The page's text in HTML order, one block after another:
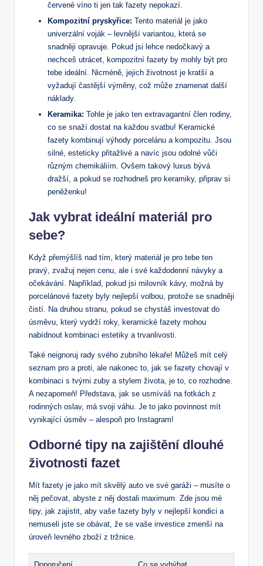
červené víno ti jen tak fazety nepokazí.
Kompozitní pryskyřice: Tento materiál je jako
univerzální voják – levnější variantou, která se
snadněji opravuje. Pokud jsi lehce nedočkavý a
nechceš utrácet, kompozitní fazety by mohly být pro
tebe ideální. Nicméně, jejich životnost je kratší a
vyžadují častější výměny, což může znamenat další
náklady.
Keramika: Tohle je jako ten extravagantní člen rodiny,
co se snaží dostat na každou svatbu! Keramické
fazety kombinují výhody porcelánu a kompozitu. Jsou
silné, esteticky přitažlivé a navíc jsou odolné vůči
různým chemikáliím. Ovšem takový luxus bývá
dražší, a pokud se rozhodneš pro keramiky, připrav si
peněženku!
Jak vybrat ideální materiál pro
sebe?
Když přemýšlíš nad tím, který materiál je pro tebe ten
pravý, zvažuj nejen cenu, ale i své každodenní návyky a
očekávání. Například, pokud jsi milovník kávy, možná by
porcelánové fazety byly nejlepší volbou, protože se snadněji
čistí. Na druhou stranu, pokud se chystáš investovat do
úsměvu, který vydrží roky, keramické fazety mohou
nabídnout kombinaci estetiky a trvanlivosti.
Také neignoruj rady svého zubního lékaře! Můžeš mít celý
seznam pro a proti, ale nakonec to, jak se fazety chovají v
kombinaci s tvými zuby a stylem života, je to, co rozhodne.
A nezapomeň! Představa, jak se usmíváš na fotkách z
rodinných oslav, má svoji váhu. Je to jako povinnost mít
vynikající úsměv – alespoň pro Instagram!
Odborné tipy na zajištění dlouhé
životnosti fazet
Mít fazety je jako mít skvělý auto ve své garáži – musíte o
něj pečovat, abyste z něj dostali maximum. Zde jsou mé
tipy, jak zajistit, aby vaše fazety byly v nejlepší kondici a
nemuseli jste se obávat, že se vaše investice zmenší na
úroveň levného zboží z tržnice.